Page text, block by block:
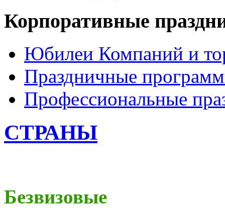
Корпоративные
Юбилеи Компаний и
Праздничные
Профессиональные
СТРАНЫ
Безвизовые